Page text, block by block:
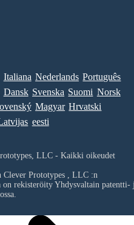
Italiana Nederlands Português
Dansk Svenska Suomi Norsk
Magyar Hrvatski
eesti
LLC - Kaikki oikeudet
Clever Prototypes , LLC:n
on rekisteröity Yhdysvaltain patentti-